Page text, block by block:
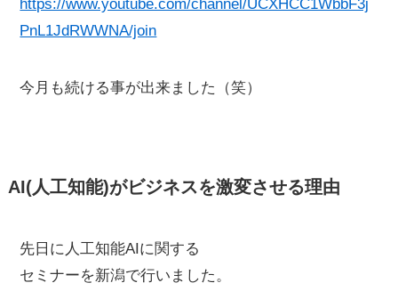
https://www.youtube.com/channel/UCXHCC1WbbF3j
PnL1JdRWWNA/join
今月も続ける事が出来ました（笑）
AI(人工知能)がビジネスを激変させる理由
先日に人工知能AIに関する
セミナーを新潟で行いました。